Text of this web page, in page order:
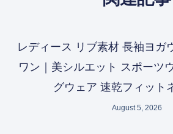
レディース リブ素材 長袖ヨガ
ワン｜美シルエット スポーツ
グウェア 速乾フィット
August 5, 2026